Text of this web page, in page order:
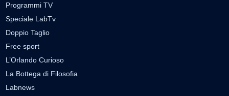
Programmi TV
Speciale LabTv
Doppio Taglio
Free sport
L’Orlando Curioso
La Bottega di Filosofia
Labnews